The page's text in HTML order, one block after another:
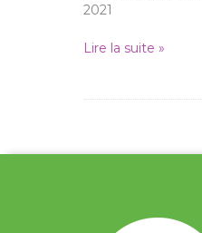
2021
Lire la suite »